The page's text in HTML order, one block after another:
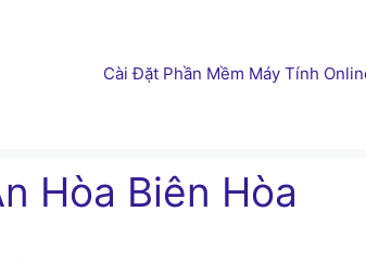
Cài Đặt Phần Mềm Máy Tính
Hòa Biên Hòa